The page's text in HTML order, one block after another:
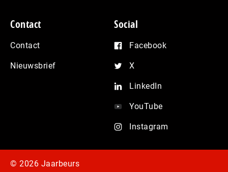
Contact
Contact
Nieuwsbrief
Social
Facebook
X
LinkedIn
YouTube
Instagram
© 2026 Jaarbeurs